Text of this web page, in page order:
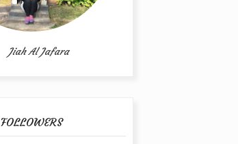
Jiah Al Jafara
FOLLOWERS